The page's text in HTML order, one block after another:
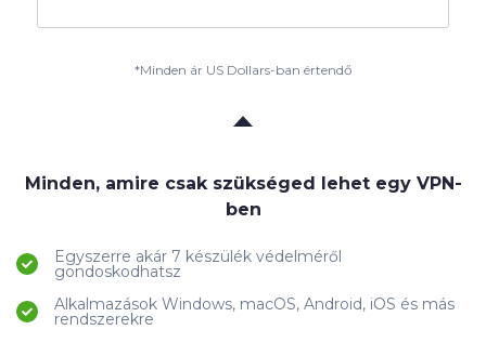
*Minden ár US Dollars-ban értendő
Minden, amire csak szükséged lehet egy VPN-
ben
Egyszerre akár 7 készülék védelméről
gondoskodhatsz
Alkalmazások Windows, macOS, Android, iOS és más
rendszerekre